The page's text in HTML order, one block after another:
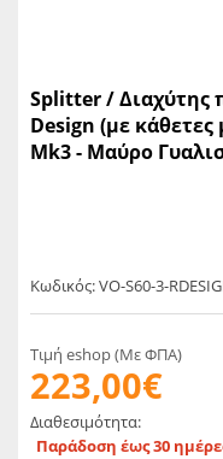
Splitter /
Design (με κάθετες
Mk3 - Μαύρο
Κωδικός: VO-S60-3-
Τιμή eshop (Με ΦΠΑ)
223,00€
Διαθεσιμότητα:
Παράδοση έως 30